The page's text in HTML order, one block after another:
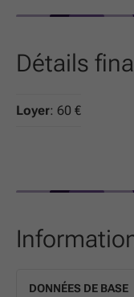
Détails
Loyer: 60 €
DONNÉES DE BASE